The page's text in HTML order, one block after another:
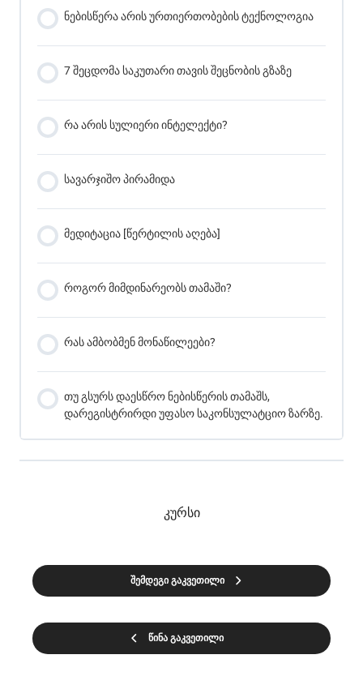
ნებისწერა არის ურთიერთობების ტექნოლოგია
7 შეცდომა საკუთარი თავის შეცნობის გზაზე
რა არის სულიერი ინტელექტი?
სავარჯიშო პირამიდა
მედიტაცია [წერტილის აღება]
როგორ მიმდინარეობს თამაში?
რას ამბობმენ მონაწილეები?
თუ გსურს დაესწრო ნებისწერის თამაშს,
დარეგისტრირდი უფასო საკონსულატციო ზარზე.
წინა გაკვეთილი
კურსი
შემდეგი გაკვეთილი